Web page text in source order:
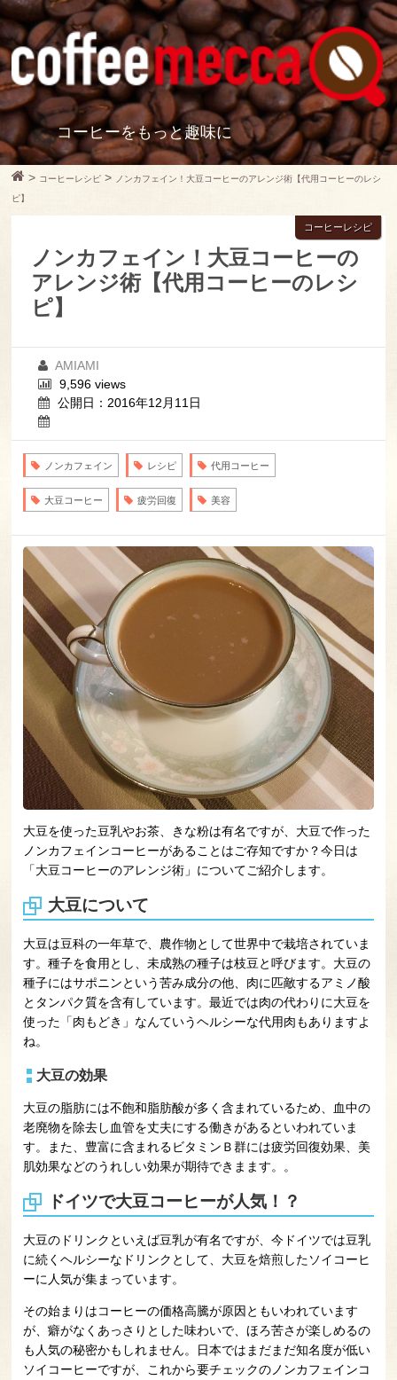
コーヒーをもっと趣味に
> コーヒーレシピ >
ノンカフェイン！大豆コーヒーのアレンジ術【代用コーヒーのレシ
ピ】
ノンカフェイン！大豆コーヒーの
アレンジ術【代用コーヒーのレシ
ピ】
コーヒーレシピ
AMIAMI
9,596 views
公開日：2016年12月11日
ノンカフェイン レシピ 代用コーヒー
大豆コーヒー 疲労回復 美容
大豆を使った豆乳やお茶、きな粉は有名ですが、大豆で作った
ノンカフェインコーヒーがあることはご存知ですか？今日は
「大豆コーヒーのアレンジ術」についてご紹介します。
大豆について
大豆は豆科の一年草で、農作物として世界中で栽培されていま
す。種子を食用とし、未成熟の種子は枝豆と呼びます。大豆の
種子にはサポニンという苦み成分の他、肉に匹敵するアミノ酸
とタンパク質を含有しています。最近では肉の代わりに大豆を
使った「肉もどき」なんていうヘルシーな代用肉もありますよ
ね。
大豆の効果
大豆の脂肪には不飽和脂肪酸が多く含まれているため、血中の
老廃物を除去し血管を丈夫にする働きがあるといわれていま
す。また、豊富に含まれるビタミンＢ群には疲労回復効果、美
肌効果などのうれしい効果が期待できまます。。
ドイツで大豆コーヒーが人気！？
大豆のドリンクといえば豆乳が有名ですが、今ドイツでは豆乳
に続くヘルシーなドリンクとして、大豆を焙煎したソイコーヒ
ーに人気が集まっています。
その始まりはコーヒーの価格高騰が原因ともいわれています
が、癖がなくあっさりとした味わいで、ほろ苦さが楽しめるの
も人気の秘密かもしれません。日本ではまだまだ知名度が低い
ソイコーヒーですが、これから要チェックのノンカフェインコ